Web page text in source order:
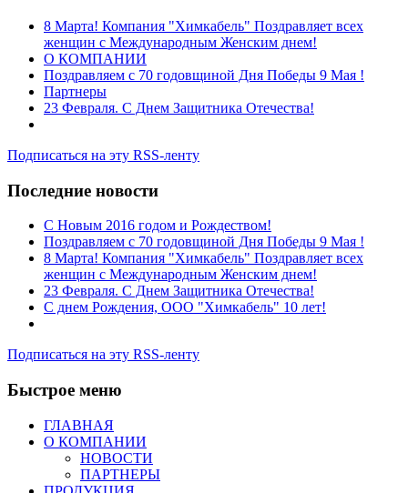
8 Марта! Компания "Химкабель" Поздравляет всех
женщин с Международным Женским днем!
О КОМПАНИИ
Поздравляем с 70 годовщиной Дня Победы 9 Мая !
Партнеры
23 Февраля. С Днем Защитника Отечества!
Подписаться на эту RSS-ленту
Последние новости
C Новым 2016 годом и Рождеством!
Поздравляем с 70 годовщиной Дня Победы 9 Мая !
8 Марта! Компания "Химкабель" Поздравляет всех
женщин с Международным Женским днем!
23 Февраля. С Днем Защитника Отечества!
С днем Рождения, ООО "Химкабель" 10 лет!
Подписаться на эту RSS-ленту
Быстрое меню
ГЛАВНАЯ
О КОМПАНИИ
НОВОСТИ
ПАРТНЕРЫ